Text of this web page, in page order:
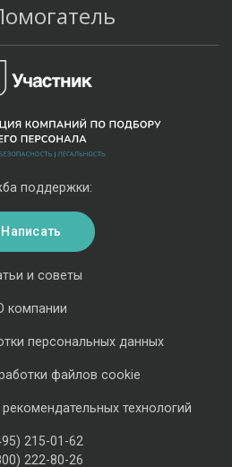
и советы
компании
персональных данных
файлов cookie
технологий
215-01-62
222-80-26
поддержки:
Написать